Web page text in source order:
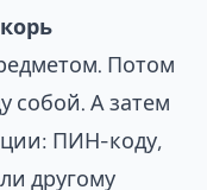
Потом
собой. А затем
ПИН-коду,
другому